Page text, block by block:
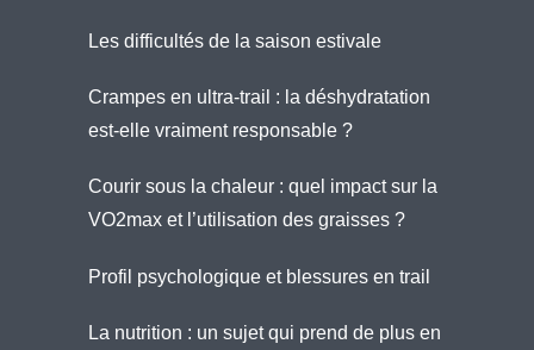
Les difficultés de la saison estivale
Crampes en ultra-trail : la déshydratation
est-elle vraiment responsable ?
Courir sous la chaleur : quel impact sur la
VO2max et l’utilisation des graisses ?
Profil psychologique et blessures en trail
La nutrition : un sujet qui prend de plus en